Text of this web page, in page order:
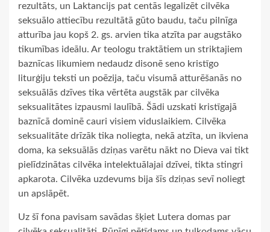
rezultāts, un Laktancijs pat centās legalizēt cilvēka
seksuālo attiecību rezultātā gūto baudu, taču pilnīga
atturība jau kopš 2. gs. arvien tika atzīta par augstāko
tikumības ideālu. Ar teologu traktātiem un striktajiem
baznīcas likumiem nedaudz disonē seno kristīgo
liturģiju teksti un poēzija, taču visumā atturēšanās no
seksuālās dzīves tika vērtēta augstāk par cilvēka
seksualitātes izpausmi laulībā. Šādi uzskati kristīgajā
baznīcā dominē cauri visiem viduslaikiem. Cilvēka
seksualitāte drīzāk tika noliegta, nekā atzīta, un ikviena
doma, ka seksuālās dziņas varētu nākt no Dieva vai tikt
pielīdzinātas cilvēka intelektuālajai dzīvei, tikta stingri
apkarota. Cilvēka uzdevums bija šīs dziņas sevī noliegt
un apslāpēt.
Uz šī fona pavisam savādas šķiet Lutera domas par